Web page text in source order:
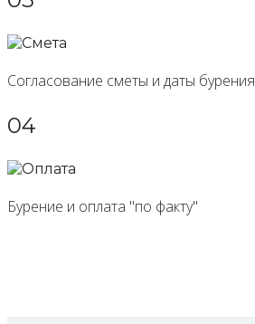
Согласование сметы и даты бурения
04
Бурение и оплата "по факту"